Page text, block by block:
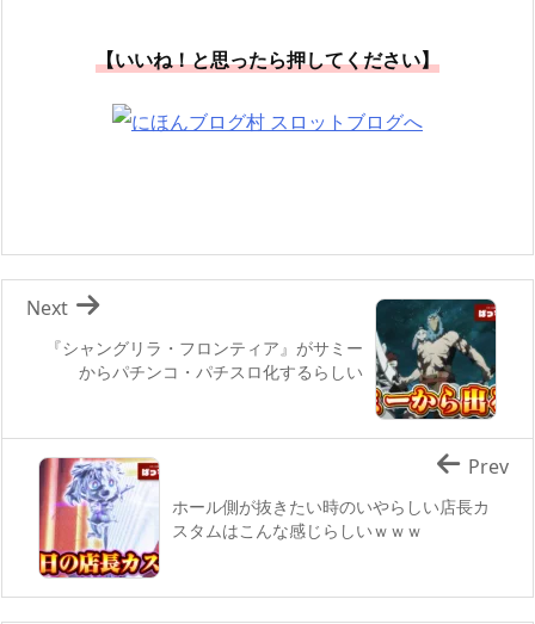
【いいね！と思ったら押してください】
『シャングリラ・フロンティア』がサミー
からパチンコ・パチスロ化するらしい
Next
ホール側が抜きたい時のいやらしい店長カ
スタムはこんな感じらしいｗｗｗ
Prev